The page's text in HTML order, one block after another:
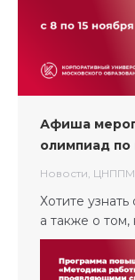
Афиша
олимпиад
Новости, ЦНППМ
Хотите
а также о том,